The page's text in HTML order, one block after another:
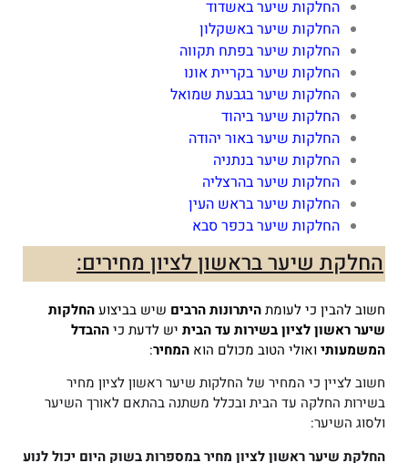
החלקות שיער באשדוד
החלקות שיער באשקלון
החלקות שיער בפתח תקווה
החלקות שיער בקריית אונו
החלקות שיער בגבעת שמואל
החלקות שיער ביהוד
החלקות שיער באור יהודה
החלקות שיער בנתניה
החלקות שיער בהרצליה
החלקות שיער בראש העין
החלקות שיער בכפר סבא
החלקת שיער בראשון לציון מחירים:
חשוב להבין כי לעומתהיתרונות הרבים שיש בביצועהחלקות
שיער ראשון לציוןבשירות עד הבית יש לדעת כיההבדל
המשמעותיואולי הטוב מכולם הוא המחיר:
חשוב לציין כי המחיר של החלקות שיער ראשון לציון מחיר
בשירות החלקה עד הבית ובכלל משתנה בהתאם לאורך השיער
ולסוג השיער:
החלקת שיער ראשון לציון מחיר במספרות בשוק היום יכול לנוע